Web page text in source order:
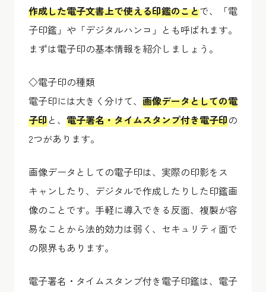
作成した電子文書上で使える印鑑のことで、「電
子印鑑」や「デジタルハンコ」とも呼ばれます。
まずは電子印の基本情報を紹介しましょう。
◇電子印の種類
電子印には大きく分けて、 画像データとしての電
子印と、 電子署名・タイムスタンプ付き電子印の
2つがあります。
画像データとしての電子印は、実際の印影をス
キャンしたり、デジタルで作成したりした印鑑画
像のことです。手軽に導入できる反面、複製が容
易なことから法的効力は弱く、セキュリティ面で
の限界もあります。
電子署名・タイムスタンプ付き電子印鑑は、電子